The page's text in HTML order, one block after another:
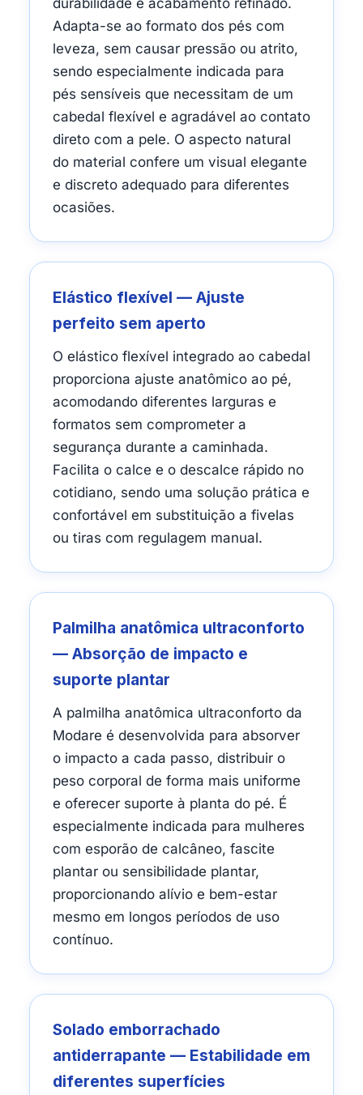
durabilidade e acabamento refinado.
Adapta-se ao formato dos pés com
leveza, sem causar pressão ou atrito,
sendo especialmente indicada para
pés sensíveis que necessitam de um
cabedal flexível e agradável ao contato
direto com a pele. O aspecto natural
do material confere um visual elegante
e discreto adequado para diferentes
ocasiões.
Elástico flexível — Ajuste
perfeito sem aperto
O elástico flexível integrado ao cabedal
proporciona ajuste anatômico ao pé,
acomodando diferentes larguras e
formatos sem comprometer a
segurança durante a caminhada.
Facilita o calce e o descalce rápido no
cotidiano, sendo uma solução prática e
confortável em substituição a fivelas
ou tiras com regulagem manual.
Palmilha anatômica ultraconforto
— Absorção de impacto e
suporte plantar
A palmilha anatômica ultraconforto da
Modare é desenvolvida para absorver
o impacto a cada passo, distribuir o
peso corporal de forma mais uniforme
e oferecer suporte à planta do pé. É
especialmente indicada para mulheres
com esporão de calcâneo, fascite
plantar ou sensibilidade plantar,
proporcionando alívio e bem-estar
mesmo em longos períodos de uso
contínuo.
Solado emborrachado
antiderrapante — Estabilidade em
diferentes superfícies